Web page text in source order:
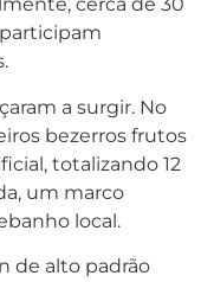
cerca de 30
a surgir. No
bezerros frutos
totalizando 12
um marco
local.
de alto padrão